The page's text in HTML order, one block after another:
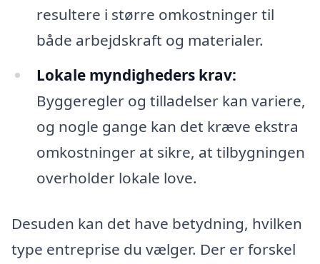
resultere i større omkostninger til
både arbejdskraft og materialer.
Lokale myndigheders krav:
Byggeregler og tilladelser kan variere,
og nogle gange kan det kræve ekstra
omkostninger at sikre, at tilbygningen
overholder lokale love.
Desuden kan det have betydning, hvilken
type entreprise du vælger. Der er forskel